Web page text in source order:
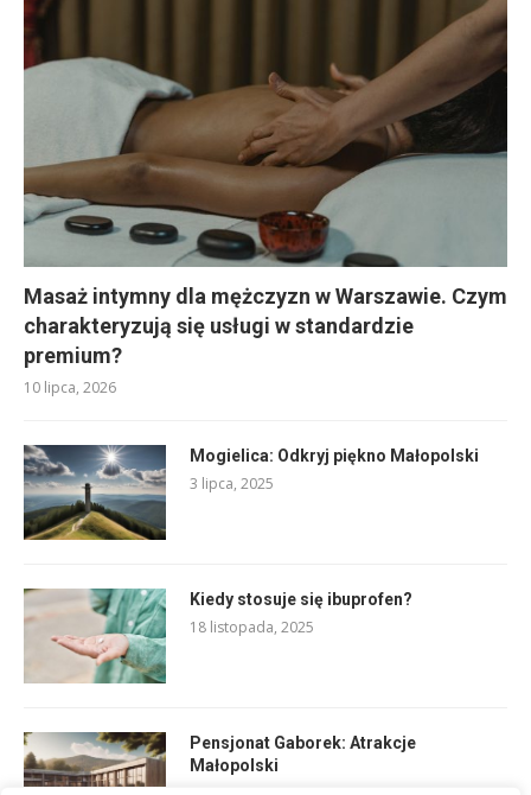
Masaż intymny dla mężczyzn w Warszawie. Czym
charakteryzują się usługi w standardzie
premium?
10 lipca, 2026
Mogielica: Odkryj piękno Małopolski
3 lipca, 2025
Kiedy stosuje się ibuprofen?
18 listopada, 2025
Pensjonat Gaborek: Atrakcje
Małopolski